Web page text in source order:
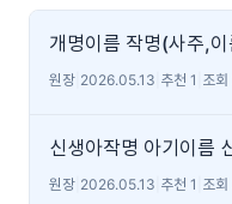
개명이름 작명(사주,
원장 2026.05.13 추천 1 조
신생아작명 아기이름
원장 2026.05.13 추천 1 조